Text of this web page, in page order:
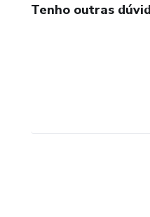
Tenho outras